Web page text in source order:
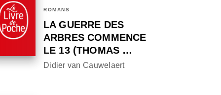
ROMANS
LA GUERRE DES
ARBRES COMMENCE
LE 13 (THOMAS …
Didier van Cauwelaert